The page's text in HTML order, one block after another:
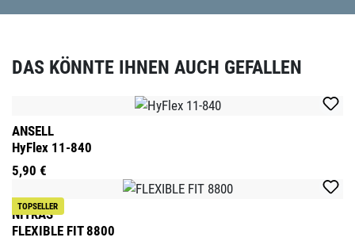
DAS KÖNNTE IHNEN AUCH GEFALLEN
Produktgalerie überspringen
ANSELL
HyFlex 11-840
5,90 €
TOPSELLER
NITRAS
FLEXIBLE FIT 8800